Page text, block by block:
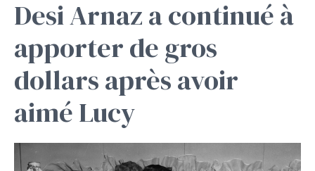
Desi Arnaz a continué à
apporter de gros
dollars après avoir
aimé Lucy